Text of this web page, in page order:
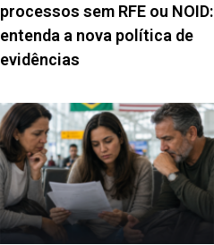
processos sem RFE ou NOID:
entenda a nova política de
evidências